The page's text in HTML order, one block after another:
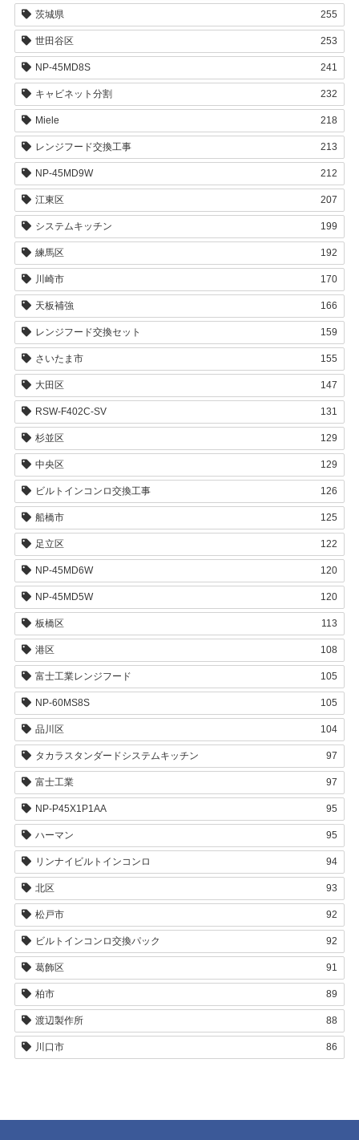
茨城県 255
世田谷区 253
NP-45MD8S 241
キャビネット分割 232
Miele 218
レンジフード交換工事 213
NP-45MD9W 212
江東区 207
システムキッチン 199
練馬区 192
川崎市 170
天板補強 166
レンジフード交換セット 159
さいたま市 155
大田区 147
RSW-F402C-SV 131
杉並区 129
中央区 129
ビルトインコンロ交換工事 126
船橋市 125
足立区 122
NP-45MD6W 120
NP-45MD5W 120
板橋区 113
港区 108
富士工業レンジフード 105
NP-60MS8S 105
品川区 104
タカラスタンダードシステムキッチン 97
富士工業 97
NP-P45X1P1AA 95
ハーマン 95
リンナイビルトインコンロ 94
北区 93
松戸市 92
ビルトインコンロ交換パック 92
葛飾区 91
柏市 89
渡辺製作所 88
川口市 86